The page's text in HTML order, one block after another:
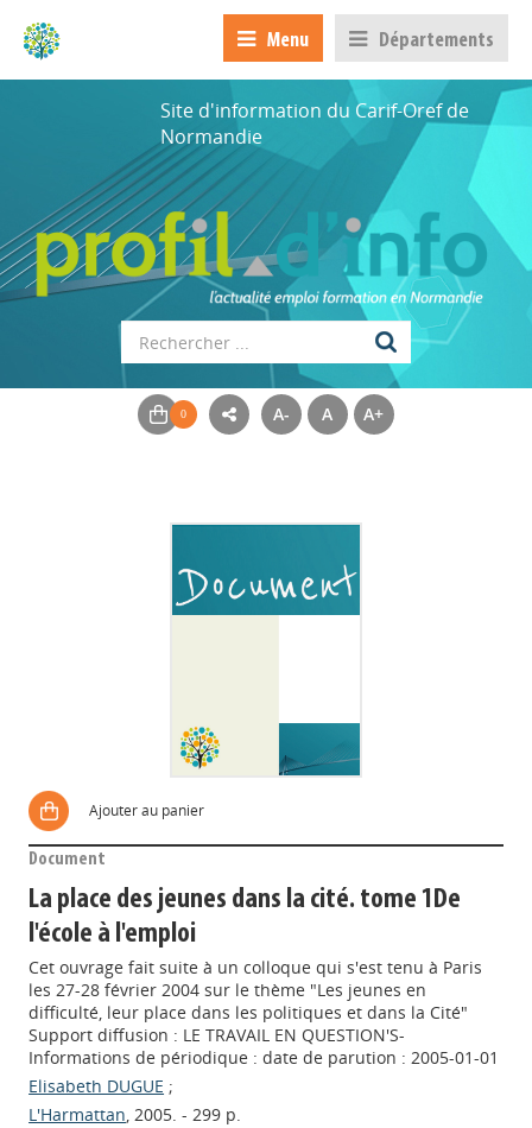
Menu Départements
Site d'information du Carif-Oref de
Normandie
A- A A+
Ajouter au panier
Document
La place des jeunes dans la cité. tome 1De
l'école à l'emploi
Cet ouvrage fait suite à un colloque qui s'est tenu à Paris
les 27-28 février 2004 sur le thème "Les jeunes en
difficulté, leur place dans les politiques et dans la Cité"
Support diffusion : LE TRAVAIL EN QUESTION'S-
Informations de périodique : date de parution : 2005-01-01
Elisabeth DUGUE ;
L'Harmattan, 2005. - 299 p.